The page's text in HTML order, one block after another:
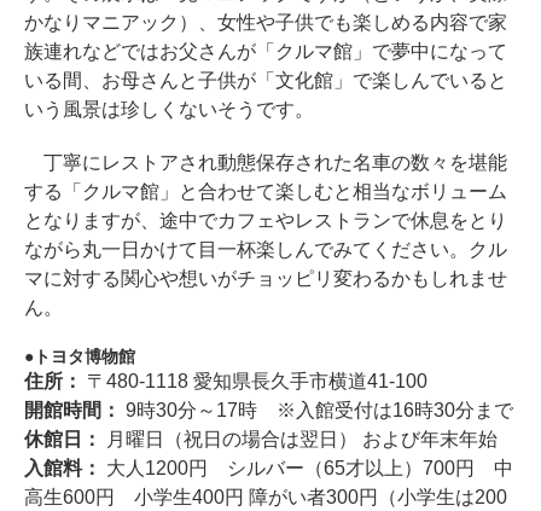
かなりマニアック）、女性や子供でも楽しめる内容で家
族連れなどではお父さんが「クルマ館」で夢中になって
いる間、お母さんと子供が「文化館」で楽しんでいると
いう風景は珍しくないそうです。
丁寧にレストアされ動態保存された名車の数々を堪能
する「クルマ館」と合わせて楽しむと相当なボリューム
となりますが、途中でカフェやレストランで休息をとり
ながら丸一日かけて目一杯楽しんでみてください。クル
マに対する関心や想いがチョッピリ変わるかもしれませ
ん。
トヨタ博物館
住所： 〒480-1118 愛知県長久手市横道41-100
開館時間： 9時30分～17時 ※入館受付は16時30分まで
休館日：
月曜日（祝日の場合は翌日） および年末年始
入館料： 大人1200円 シルバー（65才以上）700円 中
高生600円 小学生400円 障がい者300円（小学生は200